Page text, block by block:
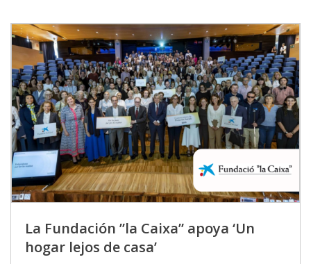
La Fundación ”la Caixa” apoya ‘Un
hogar lejos de casa’